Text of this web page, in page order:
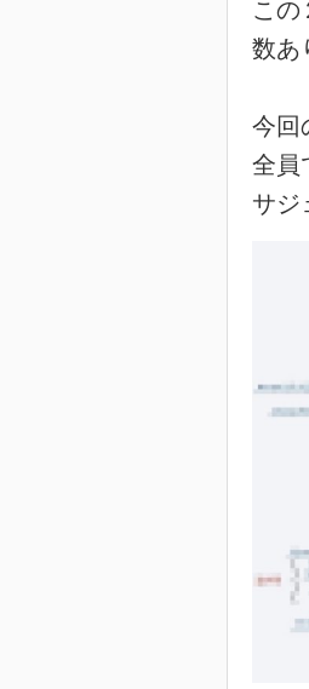
この
数あ
今回
全員
サジ